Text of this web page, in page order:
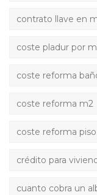
contrato llave en
coste pladur por
coste reforma
coste reforma m2
coste reforma
crédito para
cuanto cobra un